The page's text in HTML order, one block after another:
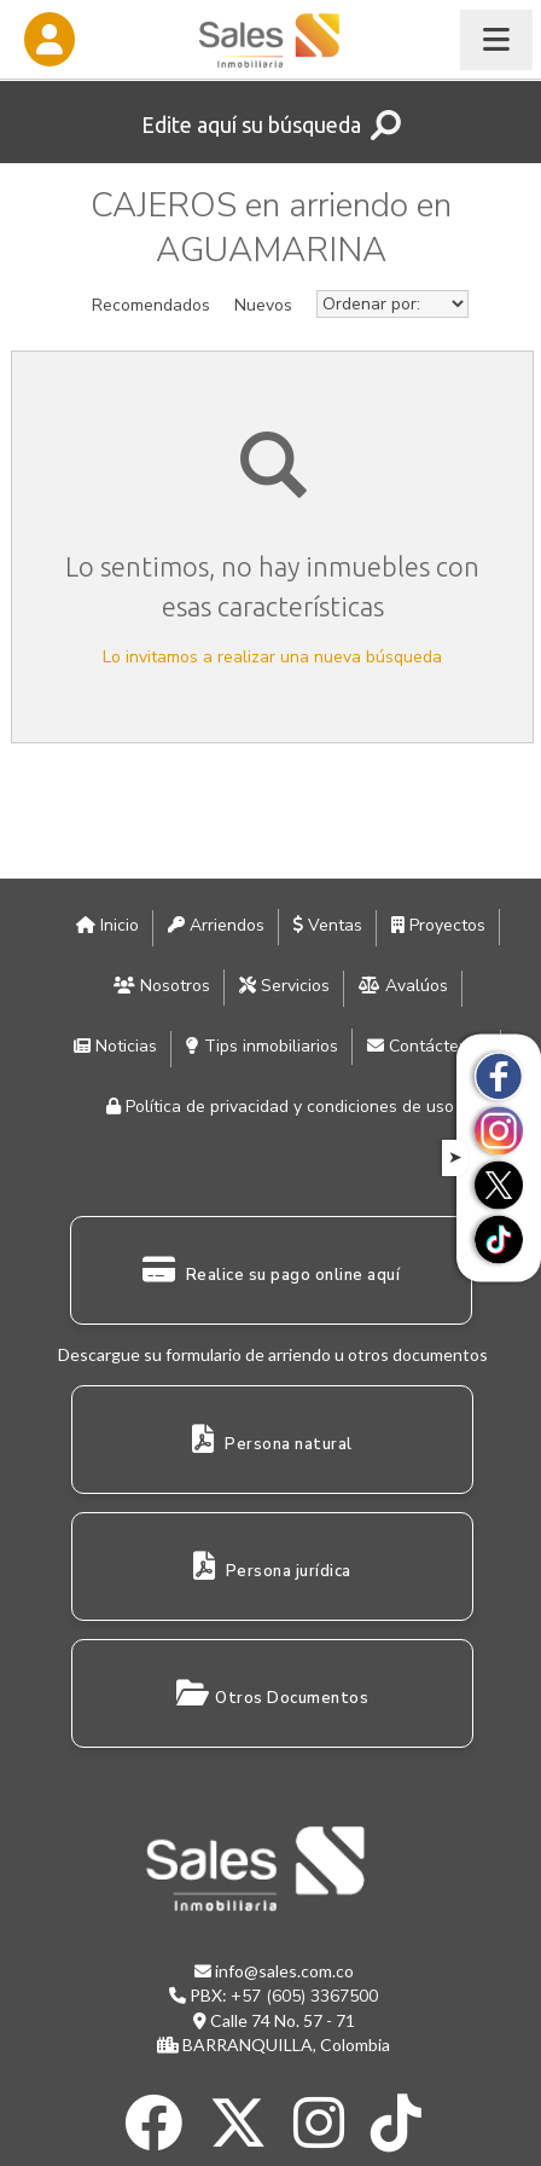
Edite aquí su búsqueda
CAJEROS en arriendo en
AGUAMARINA
Recomendados Nuevos
Lo sentimos, no hay inmuebles con
esas características
Lo invitamos a realizar una nueva búsqueda
Inicio Arriendos Ventas Proyectos
Nosotros Servicios Avalúos
Noticias Tips inmobiliarios Contáctenos
Política de privacidad y condiciones de uso
Realice su pago online aquí
Descargue su formulario de arriendo u otros documentos
Persona natural
Persona jurídica
Otros Documentos
info@sales.com.co
PBX: +57 (605) 3367500
Calle 74 No. 57 - 71
BARRANQUILLA, Colombia
➤